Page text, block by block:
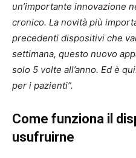
un’importante innovazione
cronico. La novità più
precedenti dispositivi che
settimana, questo nuovo
solo 5 volte all’anno. Ed è
per i pazienti”.
Come funziona il
usufruirne